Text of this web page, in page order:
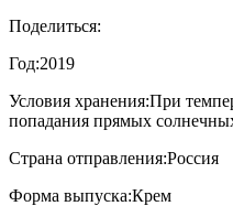
Поделиться:
Год:2019
Условия хранения:При
попадания прямых
Страна отправления:Россия
Форма выпуска:Крем